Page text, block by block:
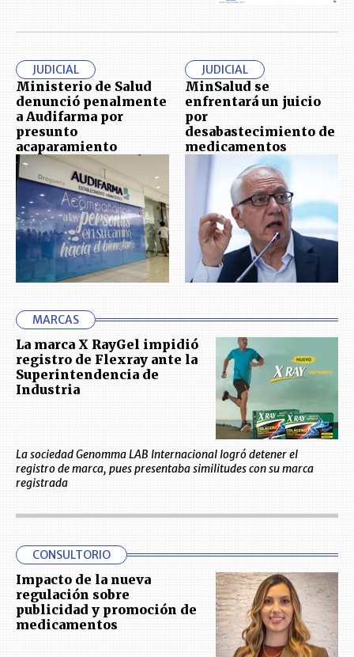
JUDICIAL
Ministerio de Salud
denunció penalmente
a Audifarma por
presunto
acaparamiento
JUDICIAL
MinSalud se
enfrentará un juicio
por
desabastecimiento de
medicamentos
MARCAS
La marca X RayGel impidió
registro de Flexray ante la
Superintendencia de
Industria
La sociedad Genomma LAB Internacional logró detener el
registro de marca, pues presentaba similitudes con su marca
registrada
CONSULTORIO
Impacto de la nueva
regulación sobre
publicidad y promoción de
medicamentos